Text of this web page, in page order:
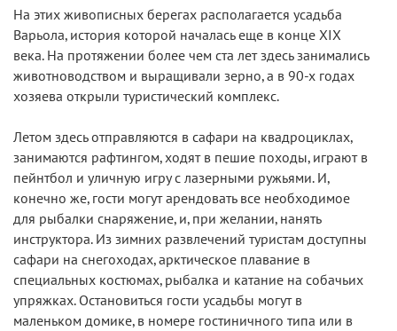
На этих живописных берегах располагается усадьба
Варьола, история которой началась еще в конце XIX
века. На протяжении более чем ста лет здесь занимались
животноводством и выращивали зерно, а в 90-х годах
хозяева открыли туристический комплекс.
Летом здесь отправляются в сафари на квадроциклах,
занимаются рафтингом, ходят в пешие походы, играют в
пейнтбол и уличную игру с лазерными ружьями. И,
конечно же, гости могут арендовать все необходимое
для рыбалки снаряжение, и, при желании, нанять
инструктора. Из зимних развлечений туристам доступны
сафари на снегоходах, арктическое плавание в
специальных костюмах, рыбалка и катание на собачьих
упряжках. Остановиться гости усадьбы могут в
маленьком домике, в номере гостиничного типа или в